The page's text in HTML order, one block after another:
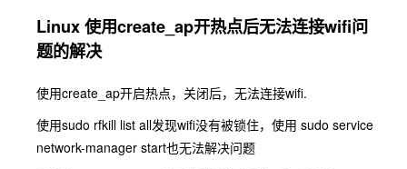
Linux 使用create_ap开热点后无法连接wifi问
题的解决
使用create_ap开启热点，关闭后，无法连接wifi.
使用sudo rfkill list all发现wifi没有被锁住，使用 sudo service
network-manager start也无法解决问题